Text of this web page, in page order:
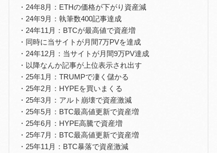
・24年8月：ETHの価格が下がり資産減
・24年9月：執筆数400記事達成
・24年11月：BTCが最高値で資産増
・同時に当サイトが月間7万PVを達成
・24年12月：当サイトが月間9万PV達成
・以降なんか記事が上位表示され出す
・25年1月：TRUMPで凄く儲かる
・25年2月：HYPEを買いまくる
・25年3月：アルト崩壊で資産激減
・25年5月：BTC最高値更新で資産増
・25年6月：HYPE高騰で資産増
・25年7月：BTC最高値更新で資産増
・25年11月：BTC暴落で資産激減